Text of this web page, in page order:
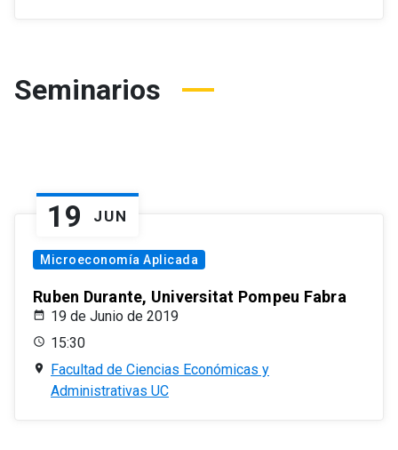
Seminarios
19 JUN
Microeconomía Aplicada
Ruben Durante, Universitat Pompeu Fabra
19 de Junio de 2019
15:30
Facultad de Ciencias Económicas y
Administrativas UC